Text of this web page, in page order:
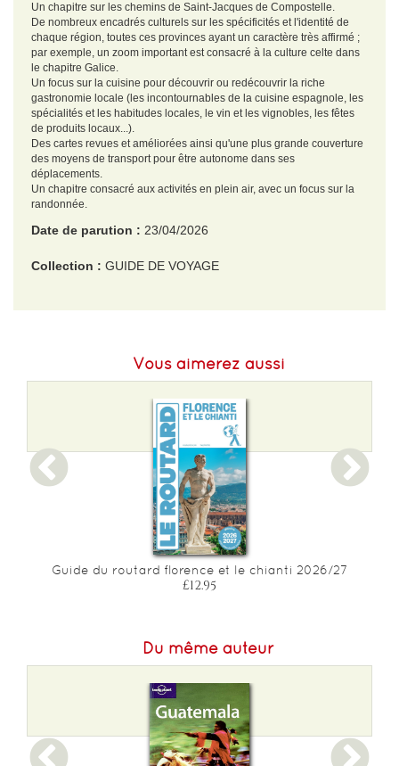
Un chapitre sur les chemins de Saint-Jacques de Compostelle.
De nombreux encadrés culturels sur les spécificités et l'identité de
chaque région, toutes ces provinces ayant un caractère très affirmé ;
par exemple, un zoom important est consacré à la culture celte dans
le chapitre Galice.
Un focus sur la cuisine pour découvrir ou redécouvrir la riche
gastronomie locale (les incontournables de la cuisine espagnole, les
spécialités et les habitudes locales, le vin et les vignobles, les fêtes
de produits locaux...).
Des cartes revues et améliorées ainsi qu'une plus grande couverture
des moyens de transport pour être autonome dans ses
déplacements.
Un chapitre consacré aux activités en plein air, avec un focus sur la
randonnée.
Date de parution : 23/04/2026
Collection : GUIDE DE VOYAGE
Vous aimerez aussi
Guide du routard florence et le chianti 2026/27
£12.95
Du même auteur